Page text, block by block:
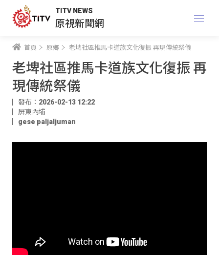
TITV NEWS
原視新聞網
首頁 原鄉 老埤社區推馬卡道族文化復振 再現傳統祭儀
老埤社區推馬卡道族文化復振 再
現傳統祭儀
發布：2026-02-13 12:22
屏東內埔
gese paljaljuman